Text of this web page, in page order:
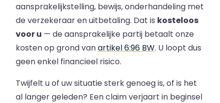
aansprakelijkstelling, bewijs, onderhandeling met
de verzekeraar en uitbetaling. Dat is kosteloos
voor u — de aansprakelijke partij betaalt onze
kosten op grond vanartikel 6:96 BW. U loopt dus
geen enkel financieel risico.
Twijfelt u of uw situatie sterk genoeg is, of is het
al langer geleden? Een claim verjaart in beginsel